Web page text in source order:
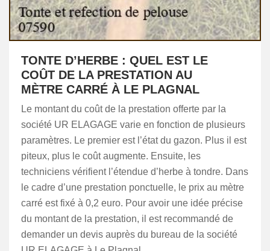
TONTE D’HERBE : QUEL EST LE
COÛT DE LA PRESTATION AU
MÈTRE CARRÉ À LE PLAGNAL
Le montant du coût de la prestation offerte par la
société UR ELAGAGE varie en fonction de plusieurs
paramètres. Le premier est l’état du gazon. Plus il est
piteux, plus le coût augmente. Ensuite, les
techniciens vérifient l’étendue d’herbe à tondre. Dans
le cadre d’une prestation ponctuelle, le prix au mètre
carré est fixé à 0,2 euro. Pour avoir une idée précise
du montant de la prestation, il est recommandé de
demander un devis auprès du bureau de la société